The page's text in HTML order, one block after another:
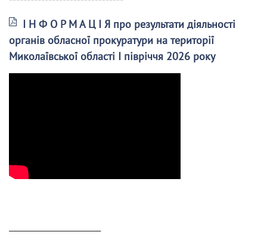
І Н Ф О Р М А Ц І Я про результати діяльності
органів обласної прокуратури на території
Миколаївської області І півріччя 2026 року